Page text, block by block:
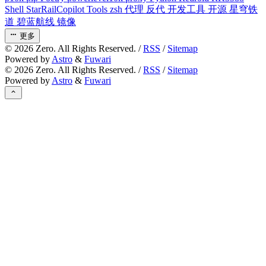
Shell StarRailCopilot Tools zsh 代理 反代 开发工具 开源 星穹铁
道 碧蓝航线 镜像
更多
© 2026 Zero. All Rights Reserved. /RSS / Sitemap
Powered by Astro & Fuwari
© 2026 Zero. All Rights Reserved. /RSS / Sitemap
Powered by Astro & Fuwari